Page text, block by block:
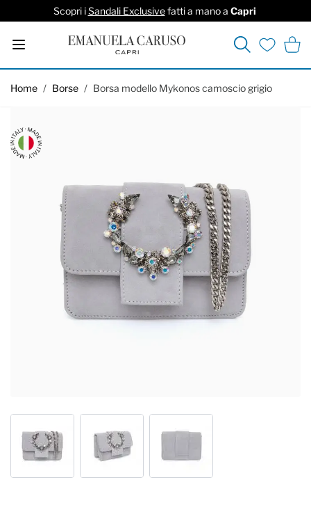
Scopri iSandali Exclusivefatti a mano a Capri
Cerca
Home / Borse / Borsa modello Mykonos camoscio grigio